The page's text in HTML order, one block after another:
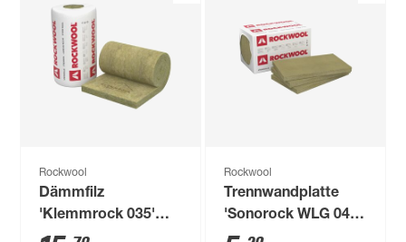
Rockwool
Dämmfilz
'Klemmrock 035'
400 x 100 x 12 cm
Rockwool
Trennwandplatte
'Sonorock WLG 040'
100 x 62,5 x 5 cm, 12